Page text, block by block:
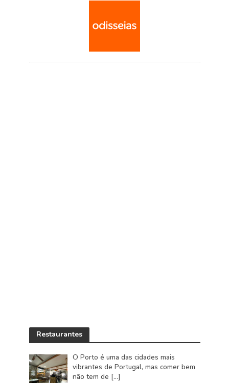
Restaurantes
O Porto é uma das cidades mais
vibrantes de Portugal, mas comer bem
não tem de […]